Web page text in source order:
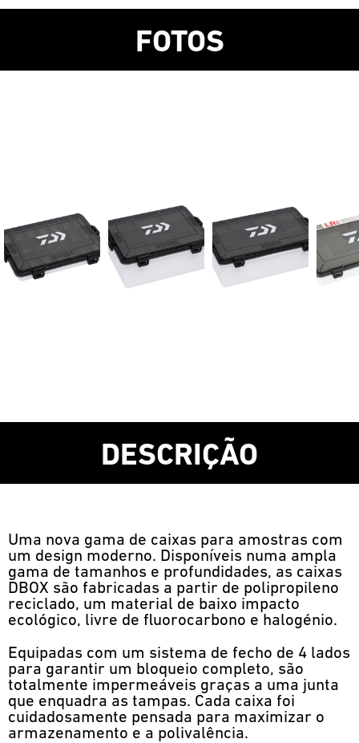
FOTOS
DESCRIÇÃO
Uma nova gama de caixas para amostras com
um design moderno. Disponíveis numa ampla
gama de tamanhos e profundidades, as caixas
DBOX são fabricadas a partir de polipropileno
reciclado, um material de baixo impacto
ecológico, livre de fluorocarbono e halogénio.
Equipadas com um sistema de fecho de 4 lados
para garantir um bloqueio completo, são
totalmente impermeáveis graças a uma junta
que enquadra as tampas. Cada caixa foi
cuidadosamente pensada para maximizar o
armazenamento e a polivalência.